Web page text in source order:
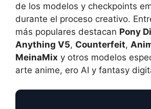
de los modelos y checkpoints
durante el proceso creativo.
más populares destacan Pony
Anything V5, Counterfeit,
MeinaMix y otros modelos
arte anime, ero AI y fantasy